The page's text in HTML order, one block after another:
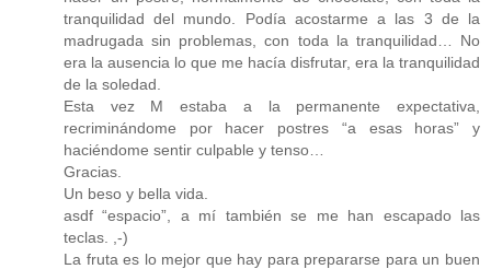
tranquilidad del mundo. Podía acostarme a las 3 de la
madrugada sin problemas, con toda la tranquilidad… No
era la ausencia lo que me hacía disfrutar, era la tranquilidad
de la soledad.
Esta vez M estaba a la permanente expectativa,
recriminándome por hacer postres “a esas horas” y
haciéndome sentir culpable y tenso…
Gracias.
Un beso y bella vida.
asdf “espacio”, a mí también se me han escapado las
teclas. ,-)
La fruta es lo mejor que hay para prepararse para un buen